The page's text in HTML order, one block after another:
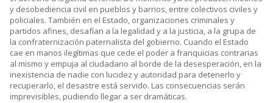
y desobediencia civil en pueblos y barrios, entre colectivos civiles y
policiales. También en el Estado, organizaciones criminales y
partidos afines, desafían a la legalidad y a la justicia, a la grupa de
la confraternización paternalista del gobierno. Cuando el Estado
cae en manos ilegítimas que cede el poder a franquicias contrarias
al mismo y empuja al ciudadano al borde de la desesperación, en la
inexistencia de nadie con lucidez y autoridad para detenerlo y
recuperarlo, el desastre está servido. Las consecuencias serán
imprevisibles, pudiendo llegar a ser dramáticas.